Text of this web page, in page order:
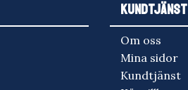
KUNDTJÄNST
Om oss
Mina sidor
Kundtjänst